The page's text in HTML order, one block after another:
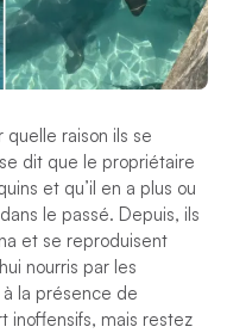
raison ils se
dit que le propriétaire
et qu’il en a plus ou
le passé. Depuis, ils
et se reproduisent
nourris par les
la présence de
inoffensifs, mais restez